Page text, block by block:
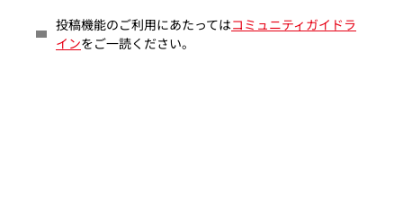
投稿機能のご利用にあたってはコミュニティガイドラ
インをご一読ください。